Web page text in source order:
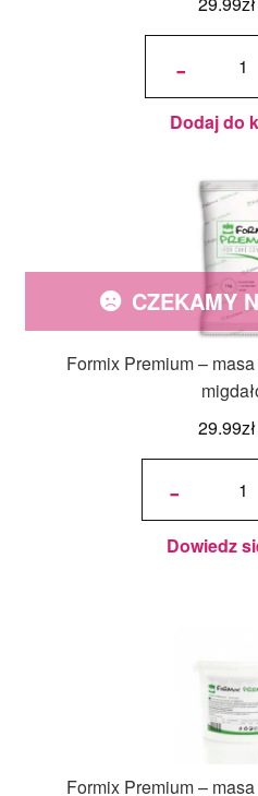
-
ilość
masa
cukrowa
do
kwiatów 1
kg - smak
Dodaj do
Formix Premium –
29.99zł
CZEKAMY
-
ilość
masa
cukrowa 1
migdałowy
Dowiedz
Formix Premium –